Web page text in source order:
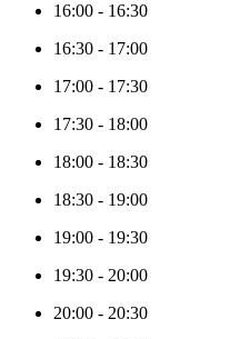
16:00 - 16:30
16:30 - 17:00
17:00 - 17:30
17:30 - 18:00
18:00 - 18:30
18:30 - 19:00
19:00 - 19:30
19:30 - 20:00
20:00 - 20:30